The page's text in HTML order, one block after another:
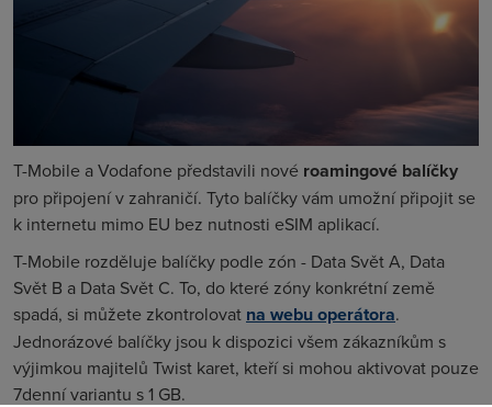
T-Mobile a Vodafone představili nové roamingové balíčky
pro připojení v zahraničí. Tyto balíčky vám umožní připojit se
k internetu mimo EU bez nutnosti eSIM aplikací.
T-Mobile rozděluje balíčky podle zón - Data Svět A, Data
Svět B a Data Svět C. To, do které zóny konkrétní země
spadá, si můžete zkontrolovat na webu operátora.
Jednorázové balíčky jsou k dispozici všem zákazníkům s
výjimkou majitelů Twist karet, kteří si mohou aktivovat pouze
7denní variantu s 1 GB.